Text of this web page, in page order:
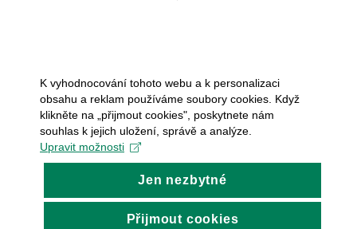
K vyhodnocování tohoto webu a k personalizaci
obsahu a reklam používáme soubory cookies. Když
klikněte na „přijmout cookies", poskytnete nám
souhlas k jejich uložení, správě a analýze.
Upravit možnosti
Jen nezbytné
Přijmout cookies